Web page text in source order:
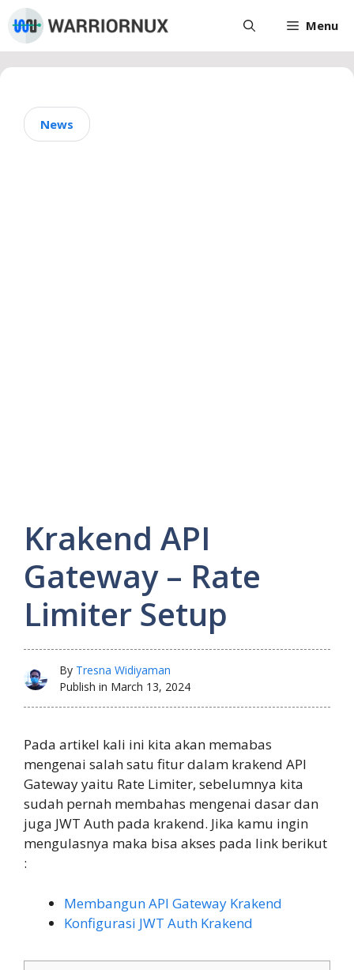
Skip
to
content
Menu
News
Krakend API
Gateway – Rate
Limiter Setup
By Tresna Widiyaman
Publish in March 13, 2024
Pada artikel kali ini kita akan memabas
mengenai salah satu fitur dalam krakend API
Gateway yaitu Rate Limiter, sebelumnya kita
sudah pernah membahas mengenai dasar dan
juga JWT Auth pada krakend. Jika kamu ingin
mengulasnya maka bisa akses pada link berikut
:
Membangun API Gateway Krakend
Konfigurasi JWT Auth Krakend